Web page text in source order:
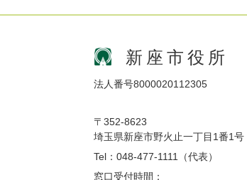
新座市役所
法人番号8000020112305
〒352-8623
埼玉県新座市野火止一丁目1番1号
Tel：048-477-1111（代表）
窓口受付時間：